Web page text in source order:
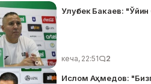
Улуғбек Бакаев:
кеча, 22:51 2
Ислом Аҳмедов: